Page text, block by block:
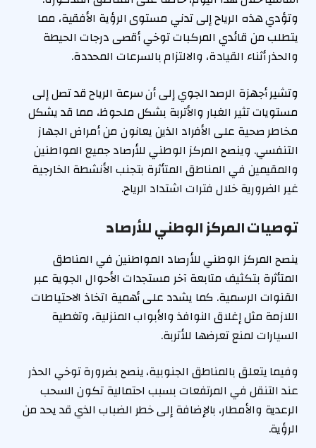
وتؤدي هذه الرياح إلى تدني مستوى الرؤية الأفقية، مما
يتطلب من قائدي المركبات توخي أقصى درجات الحيطة
والحذر أثناء القيادة، والالتزام بالسرعات المحددة.
وتشير أجهزة الرصد الجوي إلى أن سرعة الرياح قد تصل إلى
مستويات تثير الغبار والأتربة بشكل ملحوظ، مما قد يشكل
مخاطر صحية على الأفراد الذين يعانون من أمراض الجهاز
التنفسي. وينصح المركز الوطني للأرصاد جميع المواطنين
والمقيمين في المناطق المتأثرة بتجنب الأنشطة الخارجية
غير الضرورية خلال فترات اشتداد الرياح.
توصيات المركز الوطني للأرصاد
ينصح المركز الوطني للأرصاد المواطنين في المناطق
المتأثرة بتكثيف متابعة آخر مستجدات الأحوال الجوية عبر
القنوات الرسمية. كما يشدد على أهمية اتخاذ الاحتياطات
اللازمة مثل إغلاق النوافذ والأبواب المنزلية، وتغطية
السيارات لمنع تعرضها للأتربة.
وفيما يتعلق بالمناطق الجنوبية، ينصح بضرورة توخي الحذر
عند التنقل في المرتفعات بسبب احتمالية تكون السحب
الرعدية والأمطار، بالإضافة إلى خطر الضباب الذي قد يحد من
الرؤية.